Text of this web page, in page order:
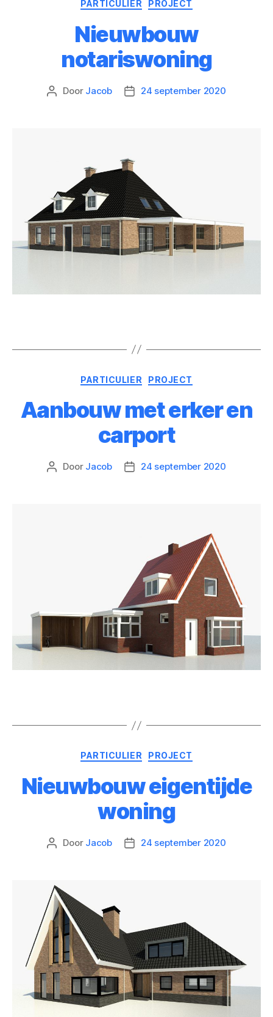
PARTICULIER PROJECT
Nieuwbouw
notariswoning
Door Jacob 24 september 2020
PARTICULIER PROJECT
Aanbouw met erker en
carport
Door Jacob 24 september 2020
PARTICULIER PROJECT
Nieuwbouw eigentijde
woning
Door Jacob 24 september 2020